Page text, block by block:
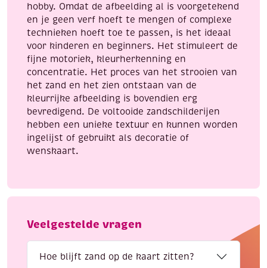
hobby. Omdat de afbeelding al is voorgetekend
en je geen verf hoeft te mengen of complexe
technieken hoeft toe te passen, is het ideaal
voor kinderen en beginners. Het stimuleert de
fijne motoriek, kleurherkenning en
concentratie. Het proces van het strooien van
het zand en het zien ontstaan van de
kleurrijke afbeelding is bovendien erg
bevredigend. De voltooide zandschilderijen
hebben een unieke textuur en kunnen worden
ingelijst of gebruikt als decoratie of
wenskaart.
Veelgestelde vragen
Hoe blijft zand op de kaart zitten?